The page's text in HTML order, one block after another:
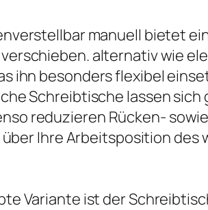
manuell bietet
alternativ wie
ihn besonders flexibel
Schreibtische lassen
reduzieren Rücken-
über Ihre Arbeitsposition
Variante ist der